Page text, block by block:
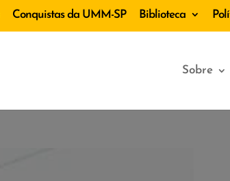
Conquistas da UMM-SP Biblioteca
Sobre